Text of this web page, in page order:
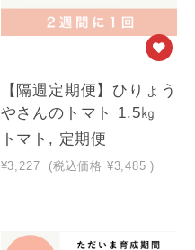
【隔週定期便】ひりょう
やさんのトマト 1.5㎏
トマト, 定期便
¥3,227 (税込価格 ¥3,485 )